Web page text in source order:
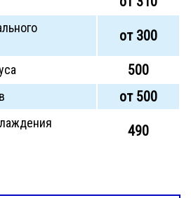
от 300
500
от 500
490